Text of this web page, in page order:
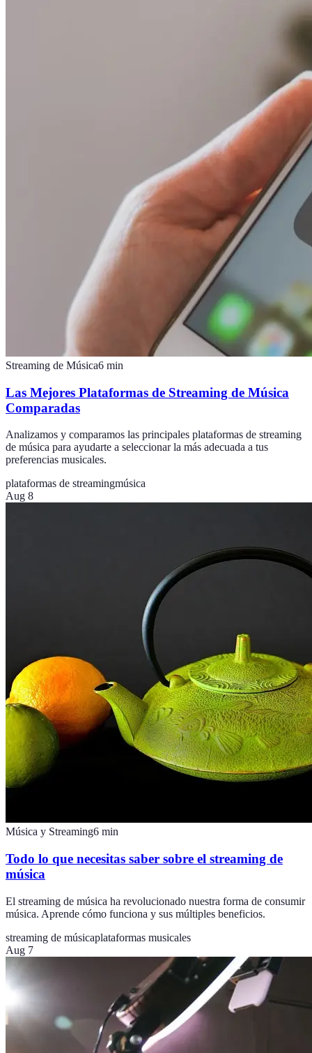
Streaming de Música6 min
Las Mejores Plataformas de Streaming de Música
Comparadas
Analizamos y comparamos las principales plataformas de streaming
de música para ayudarte a seleccionar la más adecuada a tus
preferencias musicales.
plataformas de streamingmúsica
Aug 8
Música y Streaming6 min
Todo lo que necesitas saber sobre el streaming de
música
El streaming de música ha revolucionado nuestra forma de consumir
música. Aprende cómo funciona y sus múltiples beneficios.
streaming de músicaplataformas musicales
Aug 7